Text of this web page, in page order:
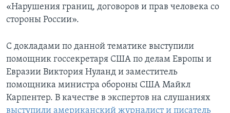
«Нарушения границ, договоров и прав человека со
стороны России».
С докладами по данной тематике выступили
помощник госсекретаря США по делам Европы и
Евразии Виктория Нуланд и заместитель
помощника министра обороны США Майкл
Карпентер. В качестве в экспертов на слушаниях
выступили американский журналист и писатель